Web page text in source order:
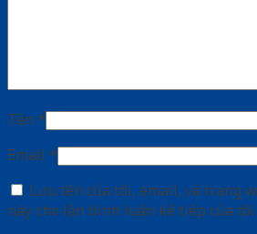
Tên *
Email *
Lưu tên của tôi, email, và trang
này cho lần bình luận kế tiếp của tôi.